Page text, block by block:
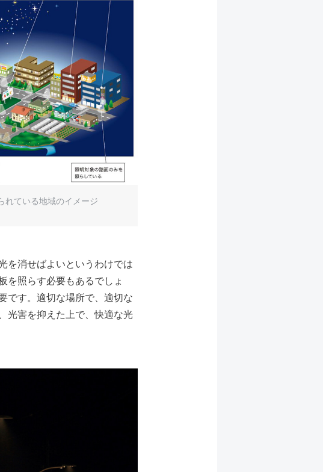
れている地域のイメージ
を消せばよいというわけでは
を照らす必要もあるでしょ
です。適切な場所で、適切な
光害を抑えた上で、快適な光